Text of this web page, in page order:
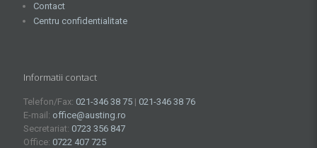
Contact
Centru confidentialitate
Informatii contact
Telefon/Fax: 021-346 38 75 | 021-346 38 76
E-mail: office@austing.ro
Secretariat: 0723 356 847
Office: 0722 407 725